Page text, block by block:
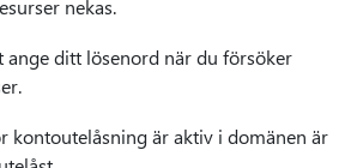
nekas.
ange ditt lösenord när du försöker
kontoutelåsning är aktiv i domänen är